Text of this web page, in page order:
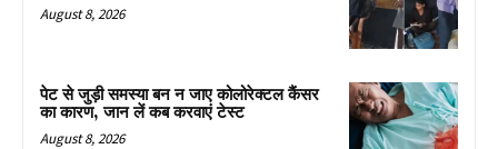
August 8, 2026
पेट से जुड़ी समस्या बन न जाए कोलोरेक्टल कैंसर
का कारण, जान लें कब करवाएं टेस्ट
August 8, 2026